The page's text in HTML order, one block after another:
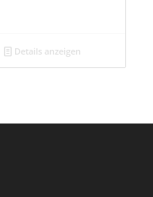
Details anzeigen